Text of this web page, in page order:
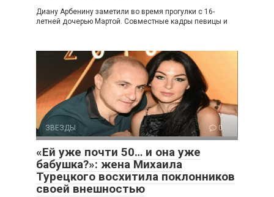
Диану Арбенину заметили во время прогулки с 16-
летней дочерью Мартой. Совместные кадры певицы и
ЗВЕЗДЫ 0
«Ей уже почти 50… и она уже
бабушка?»: жена Михаила
Турецкого восхитила поклонников
своей внешностью